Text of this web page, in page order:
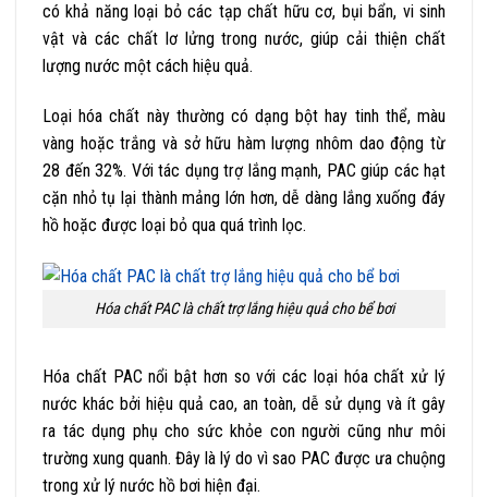
có khả năng loại bỏ các tạp chất hữu cơ, bụi bẩn, vi sinh
vật và các chất lơ lửng trong nước, giúp cải thiện chất
lượng nước một cách hiệu quả.
Loại hóa chất này thường có dạng bột hay tinh thể, màu
vàng hoặc trắng và sở hữu hàm lượng nhôm dao động từ
28 đến 32%. Với tác dụng trợ lắng mạnh, PAC giúp các hạt
cặn nhỏ tụ lại thành mảng lớn hơn, dễ dàng lắng xuống đáy
hồ hoặc được loại bỏ qua quá trình lọc.
Hóa chất PAC là chất trợ lắng hiệu quả cho bể bơi
Hóa chất PAC nổi bật hơn so với các loại hóa chất xử lý
nước khác bởi hiệu quả cao, an toàn, dễ sử dụng và ít gây
ra tác dụng phụ cho sức khỏe con người cũng như môi
trường xung quanh. Đây là lý do vì sao PAC được ưa chuộng
trong xử lý nước hồ bơi hiện đại.